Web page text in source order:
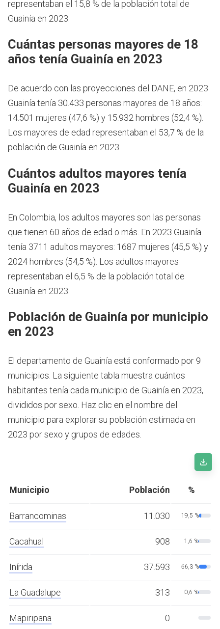
representaban el 15,8 % de la población total de
Guainía en 2023.
Cuántas personas mayores de 18
años tenía Guainía en 2023
De acuerdo con las proyecciones del DANE, en 2023
Guainía tenía 30.433 personas mayores de 18 años:
14.501 mujeres (47,6 %) y 15.932 hombres (52,4 %).
Los mayores de edad representaban el 53,7 % de la
población de Guainía en 2023.
Cuántos adultos mayores tenía
Guainía en 2023
En Colombia, los adultos mayores son las personas
que tienen 60 años de edad o más. En 2023 Guainía
tenía 3711 adultos mayores: 1687 mujeres (45,5 %) y
2024 hombres (54,5 %). Los adultos mayores
representaban el 6,5 % de la población total de
Guainía en 2023.
Población de Guainía por municipio
en 2023
El departamento de Guainía está conformado por 9
municipios. La siguiente tabla muestra cuántos
habitantes tenía cada municipio de Guainía en 2023,
divididos por sexo. Haz clic en el nombre del
municipio para explorar su población estimada en
2023 por sexo y grupos de edades.
Municipio Población %
Barrancominas 11.030 19,5 %
Cacahual 908 1,6 %
Inírida 37.593 66,3 %
La Guadalupe 313 0,6 %
Mapiripana 0